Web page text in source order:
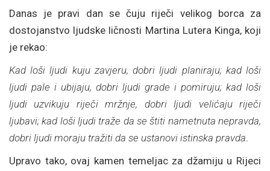
Danas je pravi dan se čuju riječi velikog borca za
dostojanstvo ljudske ličnosti Martina Lutera Kinga, koji
je rekao:
Kad loši ljudi kuju zavjeru, dobri ljudi planiraju; kad loši
ljudi pale i ubijaju, dobri ljudi grade i pomiruju; kad loši
ljudi uzvikuju riječi mržnje, dobri ljudi velićaju riječi
ljubavi; kad loši ljudi traže da se štiti nametnuta nepravda,
dobri ljudi moraju tražiti da se ustanovi istinska pravda.
Upravo tako, ovaj kamen temeljac za džamiju u Rijeci